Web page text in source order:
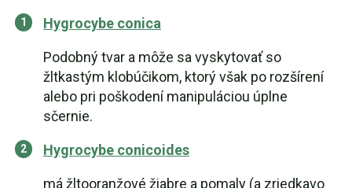
Hygrocybe conica
Podobný tvar a môže sa vyskytovať so
žltkastým klobúčikom, ktorý však po rozšírení
alebo pri poškodení manipuláciou úplne
sčernie.
Hygrocybe conicoides
má žltooranžové žiabre a pomaly (a zriedkavo